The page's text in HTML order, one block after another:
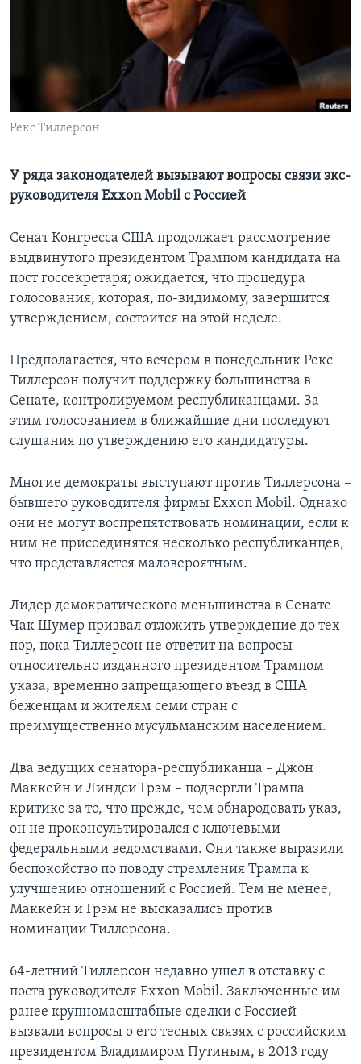
СОЦИАЛЬНЫЕ СЕТИ
Рекс Тиллерсон
У ряда законодателей вызывают вопросы связи экс-
руководителя Exxon Mobil с Россией
Сенат Конгресса США продолжает рассмотрение
выдвинутого президентом Трампом кандидата на
пост госсекретаря; ожидается, что процедура
голосования, которая, по-видимому, завершится
утверждением, состоится на этой неделе.
Предполагается, что вечером в понедельник Рекс
Тиллерсон получит поддержку большинства в
Сенате, контролируемом республиканцами. За
этим голосованием в ближайшие дни последуют
слушания по утверждению его кандидатуры.
Многие демократы выступают против Тиллерсона –
бывшего руководителя фирмы Exxon Mobil. Однако
они не могут воспрепятствовать номинации, если к
ним не присоединятся несколько республиканцев,
что представляется маловероятным.
Лидер демократического меньшинства в Сенате
Чак Шумер призвал отложить утверждение до тех
пор, пока Тиллерсон не ответит на вопросы
относительно изданного президентом Трампом
указа, временно запрещающего въезд в США
беженцам и жителям семи стран с
преимущественно мусульманским населением.
Два ведущих сенатора-республиканца – Джон
Маккейн и Линдси Грэм – подвергли Трампа
критике за то, что прежде, чем обнародовать указ,
он не проконсультировался с ключевыми
федеральными ведомствами. Они также выразили
беспокойство по поводу стремления Трампа к
улучшению отношений с Россией. Тем не менее,
Маккейн и Грэм не высказались против
номинации Тиллерсона.
64-летний Тиллерсон недавно ушел в отставку с
поста руководителя Exxon Mobil. Заключенные им
ранее крупномасштабные сделки с Россией
вызвали вопросы о его тесных связях с российским
президентом Владимиром Путиным, в 2013 году